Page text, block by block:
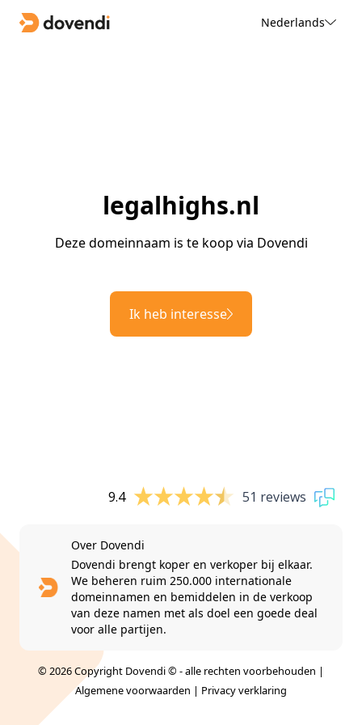
Nederlands
legalhighs.nl
Deze domeinnaam is te koop via Dovendi
Ik heb interesse
9.4 51 reviews
Over Dovendi
Dovendi brengt koper en verkoper bij elkaar.
We beheren ruim 250.000 internationale
domeinnamen en bemiddelen in de verkoop
van deze namen met als doel een goede deal
voor alle partijen.
© 2026 Copyright Dovendi © - alle rechten voorbehouden |
Algemene voorwaarden | Privacy verklaring